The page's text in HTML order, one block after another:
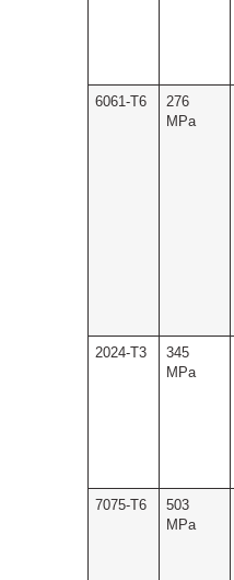
6061-T6
276
MPa
2024-T3
345
MPa
7075-T6
503
MPa